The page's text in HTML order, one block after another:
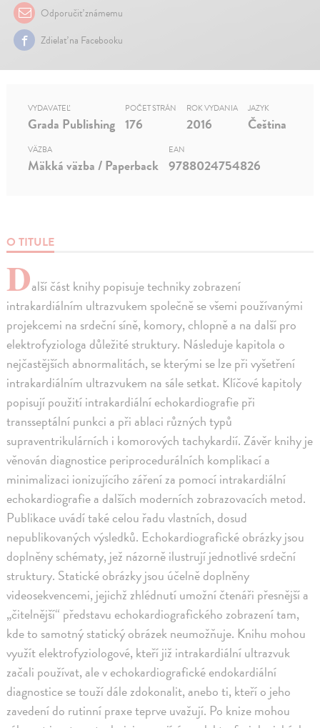
Odporučiť známemu
Zdielať na Facebooku
O TITULE
Další část knihy popisuje techniky zobrazení
intrakardiálním ultrazvukem společně se všemi používanými
projekcemi na srdeční síně, komory, chlopně a na další pro
elektrofyziologa důležité struktury. Následuje kapitola o
nejčastějších abnormalitách, se kterými se lze při vyšetření
intrakardiálním ultrazvukem na sále setkat. Klíčové kapitoly
popisují použití intrakardiální echokardiografie při
transseptální punkci a při ablaci různých typů
supraventrikulárních i komorových tachykardií. Závěr knihy je
věnován diagnostice periprocedurálních komplikací a
minimalizaci ionizujícího záření za pomocí intrakardiální
echokardiografie a dalších moderních zobrazovacích metod.
Publikace uvádí také celou řadu vlastních, dosud
nepublikovaných výsledků. Echokardiografické obrázky jsou
doplněny schématy, jež názorně ilustrují jednotlivé srdeční
struktury. Statické obrázky jsou účelně doplněny
videosekvencemi, jejichž zhlédnutí umožní čtenáři přesnější a
„čitelnější“ představu echokardiografického zobrazení tam,
kde to samotný statický obrázek neumožňuje. Knihu mohou
využít elektrofyziologové, kteří již intrakardiální ultrazvuk
začali používat, ale v echokardiografické endokardiální
diagnostice se touží dále zdokonalit, anebo ti, kteří o jeho
zavedení do rutinní praxe teprve uvažují. Po knize mohou
VYDAVATEĽ
Grada Publishing
POČET STRÁN
176
ROK VYDANIA
2016
JAZYK
Čeština
VÄZBA
Mäkká väzba / Paperback
EAN
9788024754826